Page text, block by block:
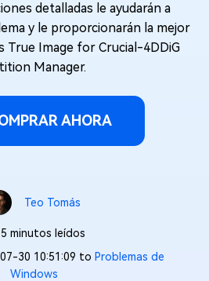
detalladas le ayudarán a
y le proporcionarán la mejor
True Image for Crucial-4DDiG
Manager.
AHORA
Teo Tomás
5 minutos leídos
30 10:51:09 to Problemas de
Windows